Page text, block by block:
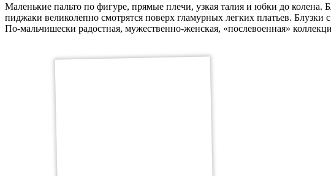
Маленькие пальто по фигуре, прямые плечи, узкая талия и юбки до
пиджаки великолепно смотрятся поверх гламурных легких платьев.
По-мальчишески радостная, мужественно-женская, «послевоенная»